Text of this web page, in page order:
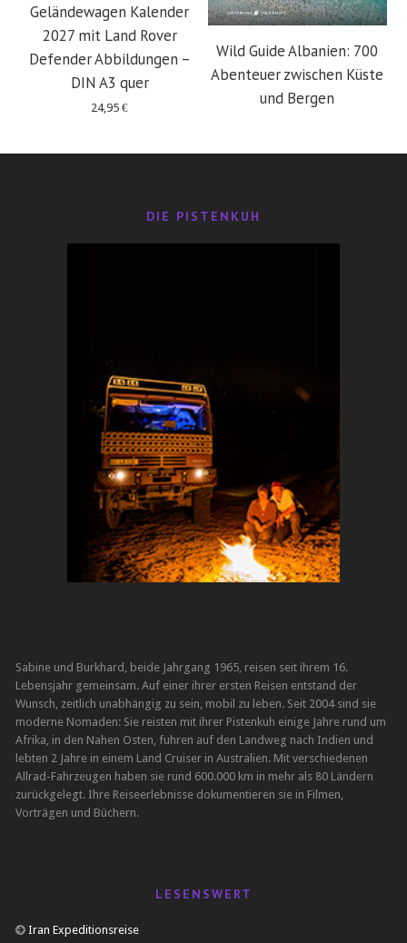
Geländewagen Kalender
2027 mit Land Rover
Defender Abbildungen –
DIN A3 quer
24,95€
Wild Guide Albanien: 700
Abenteuer zwischen Küste
und Bergen
DIE PISTENKUH
Sabine und Burkhard, beide Jahrgang 1965, reisen seit ihrem 16.
Lebensjahr gemeinsam. Auf einer ihrer ersten Reisen entstand der
Wunsch, zeitlich unabhängig zu sein, mobil zu leben. Seit 2004 sind sie
moderne Nomaden: Sie reisten mit ihrer Pistenkuh einige Jahre rund um
Afrika, in den Nahen Osten, fuhren auf den Landweg nach Indien und
lebten 2 Jahre in einem Land Cruiser in Australien. Mit verschiedenen
Allrad-Fahrzeugen haben sie rund 600.000 km in mehr als 80 Ländern
zurückgelegt. Ihre Reiseerlebnisse dokumentieren sie in Filmen,
Vorträgen und Büchern.
LESENSWERT
Iran Expeditionsreise